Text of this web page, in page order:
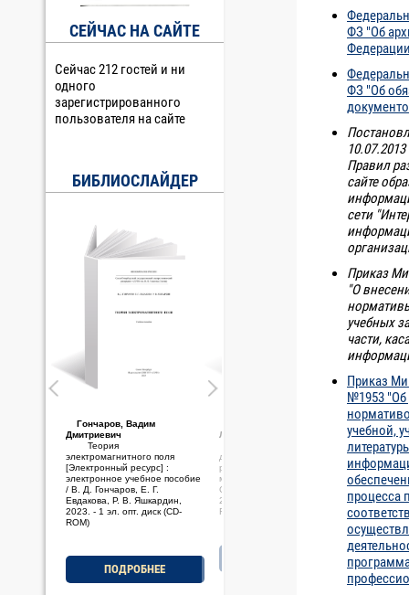
СЕЙЧАС НА САЙТЕ
Сейчас 212 гостей и ни
одного
зарегистрированного
пользователя на сайте
БИБЛИОСЛАЙДЕР
Гончаров, Вадим
Дмитриевич
Теория
электромагнитного поля
[Электронный ресурс] :
электронное учебное пособие
/ В. Д. Гончаров, Е. Г.
Евдакова, Р. В. Яшкардин,
2023. - 1 эл. опт. диск (CD-
ROM)
ПОДРОБНЕЕ
Стариченков, Алексей
деятельности [Электронный
ресурс] : электронное учебно-
методическое пособие / А. Л.
Стариченков, М. Ф. Савельев,
2023. - 1 эл. опт. диск (CD-
ROM)
ПОДРОБНЕЕ
ФЗ "Об
ФЗ "Об
Правил
сайте
сети
Приказ
"О
учебных
части,
Приказ
№1953 "Об
учебной,
процесса